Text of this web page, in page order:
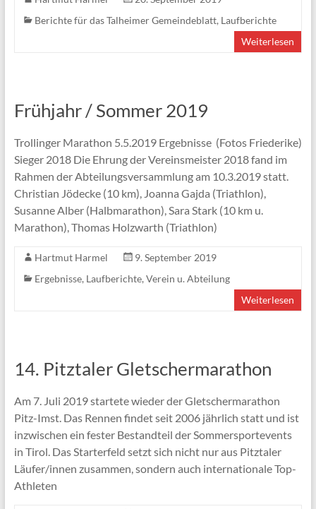
Berichte für das Talheimer Gemeindeblatt, Laufberichte
Weiterlesen
Frühjahr / Sommer 2019
Trollinger Marathon 5.5.2019 Ergebnisse (Fotos Friederike)
Sieger 2018 Die Ehrung der Vereinsmeister 2018 fand im
Rahmen der Abteilungsversammlung am 10.3.2019 statt.
Christian Jödecke (10 km), Joanna Gajda (Triathlon),
Susanne Alber (Halbmarathon), Sara Stark (10 km u.
Marathon), Thomas Holzwarth (Triathlon)
Hartmut Harmel
9. September 2019
Ergebnisse, Laufberichte, Verein u. Abteilung
Weiterlesen
14. Pitztaler Gletschermarathon
Am 7. Juli 2019 startete wieder der Gletschermarathon
Pitz-Imst. Das Rennen findet seit 2006 jährlich statt und ist
inzwischen ein fester Bestandteil der Sommersportevents
in Tirol. Das Starterfeld setzt sich nicht nur aus Pitztaler
Läufer/innen zusammen, sondern auch internationale Top-
Athleten